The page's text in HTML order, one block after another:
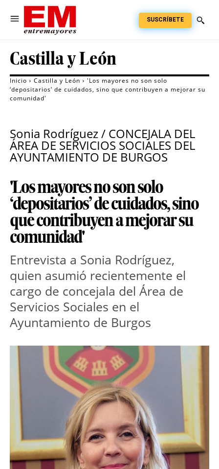
SUSCRÍBETE
Castilla y León
Inicio Castilla y León
'Los mayores no son solo
‘depositarios’ de cuidados, sino que contribuyen a mejorar su
comunidad'
Sonia Rodríguez / CONCEJALA DEL
ÁREA DE SERVICIOS SOCIALES DEL
AYUNTAMIENTO DE BURGOS
'Los mayores no son solo
‘depositarios’ de cuidados, sino
que contribuyen a mejorar su
comunidad'
Entrevista a Sonia Rodríguez,
quien asumió recientemente el
cargo de concejala del Área de
Servicios Sociales en el
Ayuntamiento de Burgos